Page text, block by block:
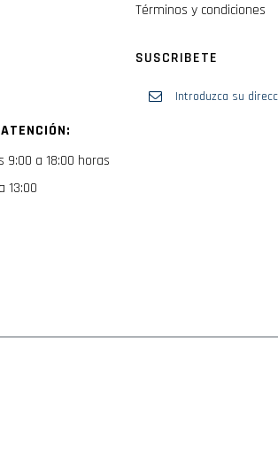
9:00 a 18:00 horas
13:00
Términos y condiciones
SUSCRIBETE